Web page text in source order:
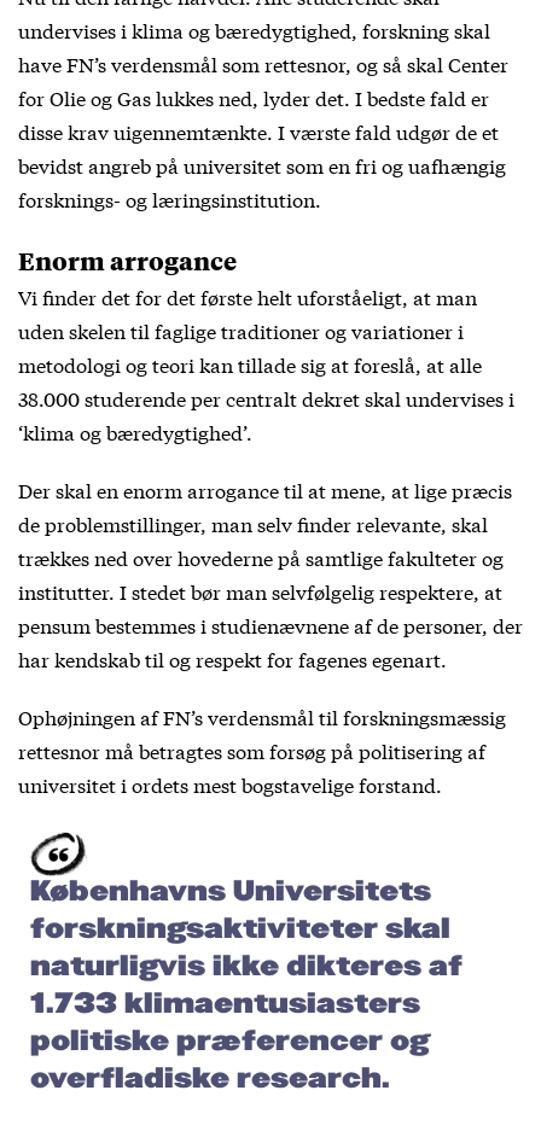
undervises i klima og bæredygtighed, forskning skal
have FN’s verdensmål som rettesnor, og så skal Center
for Olie og Gas lukkes ned, lyder det. I bedste fald er
disse krav uigennemtænkte. I værste fald udgør de et
bevidst angreb på universitet som en fri og uafhængig
forsknings- og læringsinstitution.
Enorm arrogance
Vi finder det for det første helt uforståeligt, at man
uden skelen til faglige traditioner og variationer i
metodologi og teori kan tillade sig at foreslå, at alle
38.000 studerende per centralt dekret skal undervises i
‘klima og bæredygtighed’.
Der skal en enorm arrogance til at mene, at lige præcis
de problemstillinger, man selv finder relevante, skal
trækkes ned over hovederne på samtlige fakulteter og
institutter. I stedet bør man selvfølgelig respektere, at
pensum bestemmes i studienævnene af de personer, der
har kendskab til og respekt for fagenes egenart.
Ophøjningen af FN’s verdensmål til forskningsmæssig
rettesnor må betragtes som forsøg på politisering af
universitet i ordets mest bogstavelige forstand.
Københavns Universitets
forskningsaktiviteter skal
naturligvis ikke dikteres af
1.733 klimaentusiasters
politiske præferencer og
overfladiske research.